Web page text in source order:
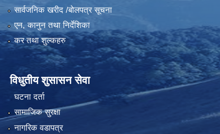
सार्वजनिक खरीद /बोलपत्र सूचना
एन, कानुन तथा निर्देशिका
कर तथा शुल्कहरु
विधुतीय शुसासन सेवा
घटना दर्ता
सामाजिक सुरक्षा
नागरिक वडापत्र